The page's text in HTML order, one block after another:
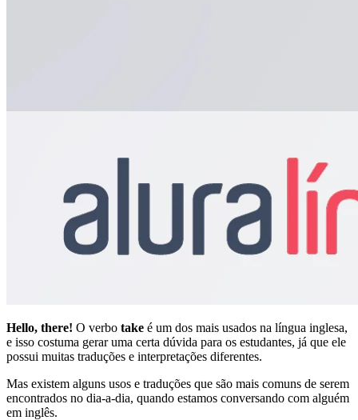
Hello, there! O verbo take é um dos mais usados na língua inglesa,
e isso costuma gerar uma certa dúvida para os estudantes, já que ele
possui muitas traduções e interpretações diferentes.
Mas existem alguns usos e traduções que são mais comuns de serem
encontrados no dia-a-dia, quando estamos conversando com alguém
em inglês.